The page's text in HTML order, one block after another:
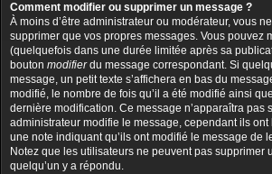
Comment modifier ou supprimer un message ?
À moins d’être administrateur ou modérateur, vous
supprimer que vos propres messages. Vous pouvez
(quelquefois dans une durée limitée après sa
bouton modifierdu message correspondant. Si
message, un petit texte s’affichera en bas du
modifié, le nombre de fois qu’il a été modifié ainsi
dernière modification. Ce message n’apparaîtra pas
administrateur modifie le message, cependant ils
une note indiquant qu’ils ont modifié le message de
Notez que les utilisateurs ne peuvent pas supprimer
quelqu’un y a répondu.